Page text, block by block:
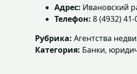
Адрес: Ивановский
Телефон: 8 (4932) 41-
Рубрика: Агентства
Категория: Банки,